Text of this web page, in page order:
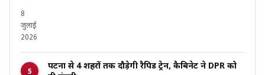
8
जुलाई
2026
पटना से 4 शहरों तक दौड़ेगी रैपिड ट्रेन, कैबिनेट ने DPR को